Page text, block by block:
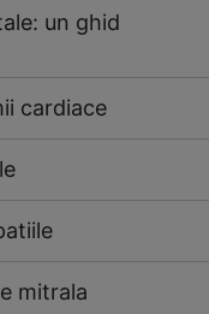
un ghid
cardiace
mitrala